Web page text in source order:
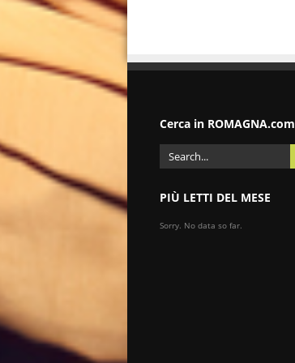
Cerca in ROMAGNA.com
PIÙ LETTI DEL MESE
Sorry. No data so far.